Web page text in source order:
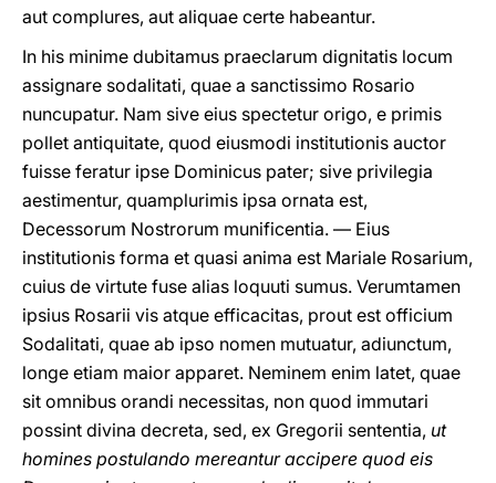
aut complures, aut aliquae certe habeantur.
In his minime dubitamus praeclarum dignitatis locum
assignare sodalitati, quae a sanctissimo Rosario
nuncupatur. Nam sive eius spectetur origo, e primis
pollet antiquitate, quod eiusmodi institutionis auctor
fuisse feratur ipse Dominicus pater; sive privilegia
aestimentur, quamplurimis ipsa ornata est,
Decessorum Nostrorum munificentia. — Eius
institutionis forma et quasi anima est Mariale Rosarium,
cuius de virtute fuse alias loquuti sumus. Verumtamen
ipsius Rosarii vis atque efficacitas, prout est officium
Sodalitati, quae ab ipso nomen mutuatur, adiunctum,
longe etiam maior apparet. Neminem enim latet, quae
sit omnibus orandi necessitas, non quod immutari
possint divina decreta, sed, ex Gregorii sententia, ut
homines postulando mereantur accipere quod eis